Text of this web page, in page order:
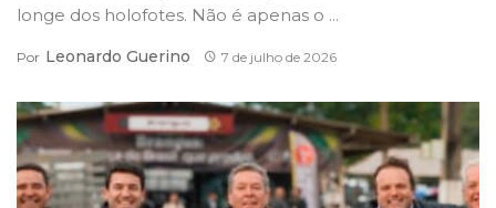
longe dos holofotes. Não é apenas o ...
Por Leonardo Guerino 7 de julho de 2026